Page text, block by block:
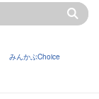
みんかぶChoice